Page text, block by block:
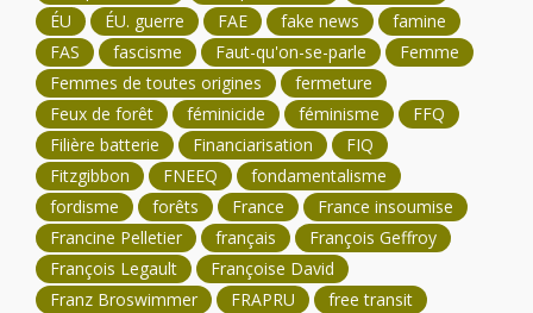
ÉU
ÉU. guerre FAE fake news
famine
FAS
fascisme Faut-qu'on-se-parle
Femme
Femmes de toutes origines
fermeture
Feux de forêt
féminicide féminisme
FFQ
Filière batterie
Financiarisation
FIQ
Fitzgibbon
FNEEQ
fondamentalisme
fordisme
forêts France
France insoumise
Francine Pelletier
français
François Geffroy
François Legault
Françoise David
Franz Broswimmer
FRAPRU
free transit